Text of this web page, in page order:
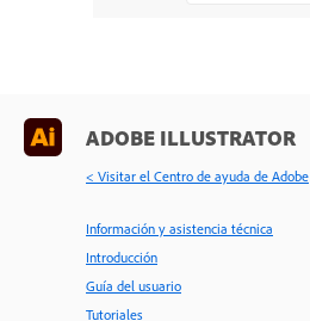
ADOBE ILLUSTRATOR
< Visitar el Centro de ayuda de Adobe
Información y asistencia técnica
Introducción
Guía del usuario
Tutoriales